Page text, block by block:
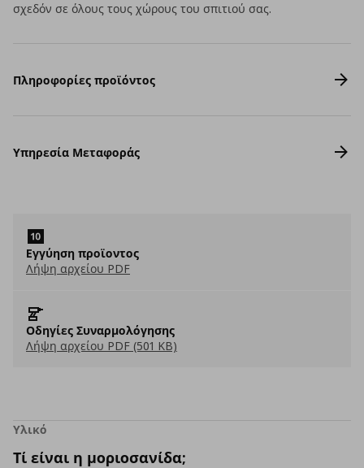
σχεδόν σε όλους τους χώρους του σπιτιού σας.
Πληροφορίες προϊόντος
Υπηρεσία Μεταφοράς
Eγγύηση προϊοντος
Λήψη αρχείου PDF
Οδηγίες Συναρμολόγησης
Λήψη αρχείου PDF (501 KB)
Υλικό
Τί είναι η μοριοσανίδα;